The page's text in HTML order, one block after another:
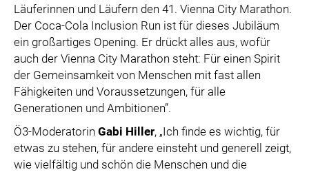
Läuferinnen und Läufern den 41. Vienna City Marathon.
Der Coca-Cola Inclusion Run ist für dieses Jubiläum
ein großartiges Opening. Er drückt alles aus, wofür
auch der Vienna City Marathon steht: Für einen Spirit
der Gemeinsamkeit von Menschen mit fast allen
Fähigkeiten und Voraussetzungen, für alle
Generationen und Ambitionen”.
Ö3-Moderatorin Gabi Hiller, „Ich finde es wichtig, für
etwas zu stehen, für andere einsteht und generell zeigt,
wie vielfältig und schön die Menschen und die